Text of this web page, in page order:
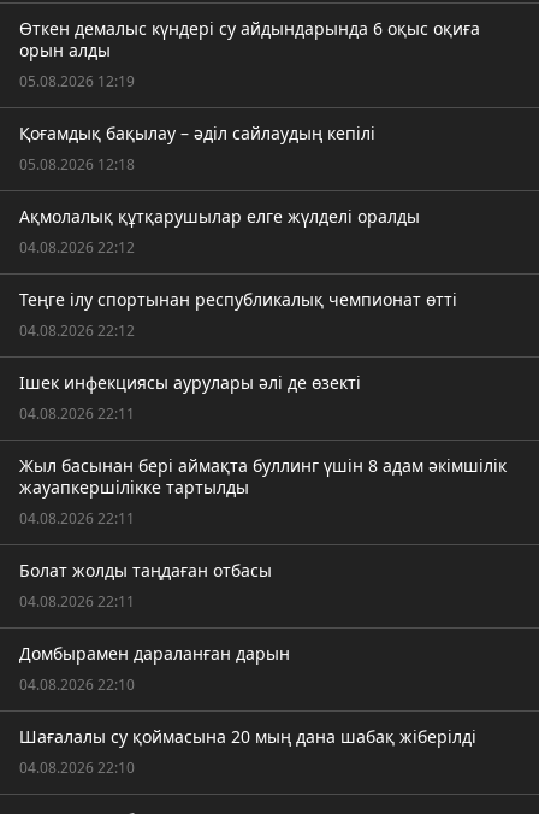
Өткен демалыс күндері су айдындарында 6 оқыс оқиға
орын алды
05.08.2026 12:19
Қоғамдық бақылау – әділ сайлаудың кепілі
05.08.2026 12:18
Ақмолалық құтқарушылар елге жүлделі оралды
04.08.2026 22:12
Теңге ілу спортынан республикалық чемпионат өтті
04.08.2026 22:12
Ішек инфекциясы аурулары әлі де өзекті
04.08.2026 22:11
Жыл басынан бері аймақта буллинг үшін 8 адам әкімшілік
жауапкершілікке тартылды
04.08.2026 22:11
Болат жолды таңдаған отбасы
04.08.2026 22:11
Домбырамен дараланған дарын
04.08.2026 22:10
Шағалалы су қоймасына 20 мың дана шабақ жіберілді
04.08.2026 22:10